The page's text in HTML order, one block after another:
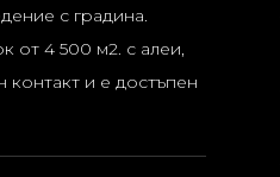
с градина.
от 4 500 м2. с алеи,
контакт и е достъпен